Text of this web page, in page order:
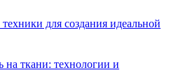
для создания идеальной